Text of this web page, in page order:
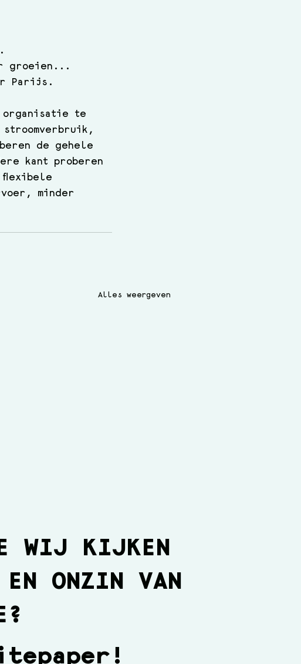
groeien...
Parijs.
organisatie te
stroomverbruik,
de gehele
kant proberen
flexibele
minder
Alles weergeven
WIJ KIJKEN
ONZIN VAN
!